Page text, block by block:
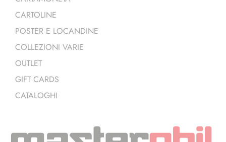
CARTOLINE
POSTER E LOCANDINE
COLLEZIONI VARIE
OUTLET
GIFT CARDS
CATALOGHI